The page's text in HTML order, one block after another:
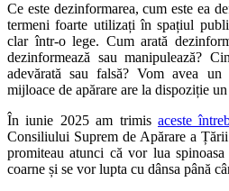
Ce este dezinformarea, cum este ea
termeni foarte utilizați în spațiul
clar într-o lege. Cum arată
dezinformează sau manipulează?
adevărată sau falsă? Vom avea
mijloace de apărare are la dispoziție
În iunie 2025 am trimis aceste
Consiliului Suprem de Apărare a
promiteau atunci că vor lua
coarne și se vor lupta cu dânsa până